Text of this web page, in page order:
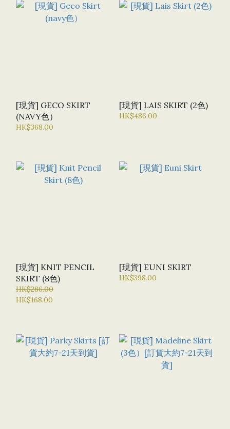
[現貨] GECO SKIRT
(NAVY色）
HK$368.00
[現貨] LAIS SKIRT (2色)
HK$486.00
[現貨] KNIT PENCIL
SKIRT (8色)
HK$286.00
HK$168.00
[現貨] EUNI SKIRT
HK$398.00